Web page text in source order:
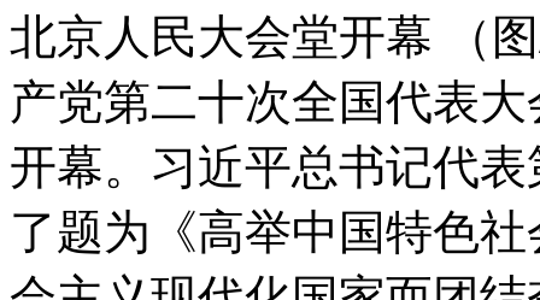
北京人民大会堂开幕 （
产党第二十次全国代表
开幕。习近平总书记代
了题为《高举中国特色